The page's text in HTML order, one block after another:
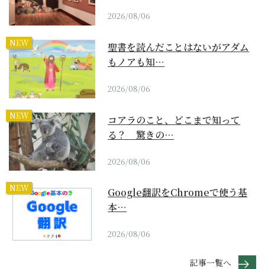
2026/08/06
NEW
聖書を読んだことはないがアダム
もノアも知…
2026/08/06
NEW
コアラのこと、どこまで知って
る？ 驚きの…
2026/08/06
NEW
Google翻訳をChromeで使う基
本…
2026/08/06
記事一覧へ